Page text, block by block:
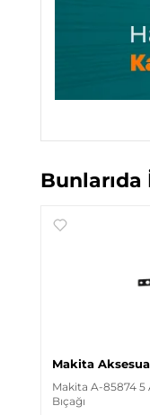
Makita
Makita A-85874 5
Bıçağı